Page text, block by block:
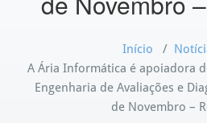
Início /
A Ária Informática é apoiadora
Engenharia de Avaliações e
de Novembro –